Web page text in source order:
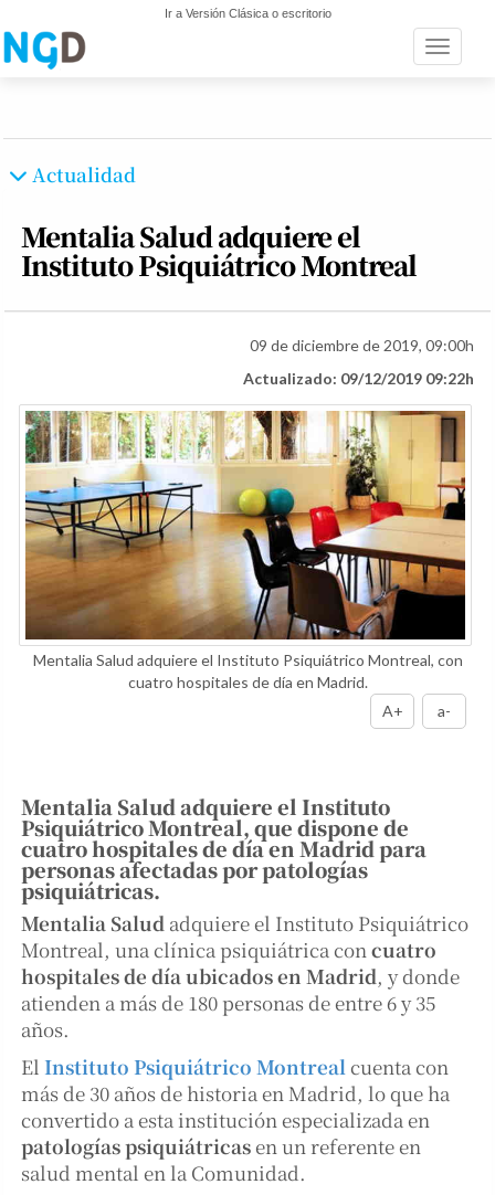
Ir a Versión Clásica o escritorio
Toggle
Actualidad
Mentalia Salud adquiere el
Instituto Psiquiátrico Montreal
09 de diciembre de 2019, 09:00h
Actualizado: 09/12/2019 09:22h
Mentalia Salud adquiere el Instituto Psiquiátrico Montreal, con
cuatro hospitales de día en Madrid.
A+
a-
Mentalia Salud adquiere el Instituto
Psiquiátrico Montreal, que dispone de
cuatro hospitales de día en Madrid para
personas afectadas por patologías
psiquiátricas.
Mentalia Salud adquiere el Instituto Psiquiátrico
Montreal, una clínica psiquiátrica concuatro
hospitales de día ubicados en Madrid, y donde
atienden a más de 180 personas de entre 6 y 35
años.
El Instituto Psiquiátrico Montrealcuenta con
más de 30 años de historia en Madrid, lo que ha
convertido a esta institución especializada en
patologías psiquiátricasen un referente en
salud mental en la Comunidad.